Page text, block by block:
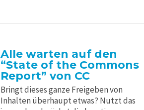
Alle warten auf den
“State of the Commons
Report” von CC
Bringt dieses ganze Freigeben von
Inhalten überhaupt etwas? Nutzt das